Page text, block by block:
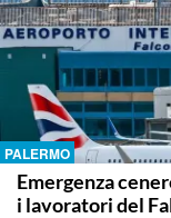
PALERMO
Emergenza
i lavoratori del